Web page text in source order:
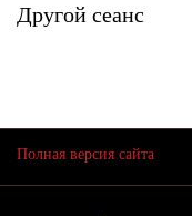
Другой сеанс
Полная версия сайта